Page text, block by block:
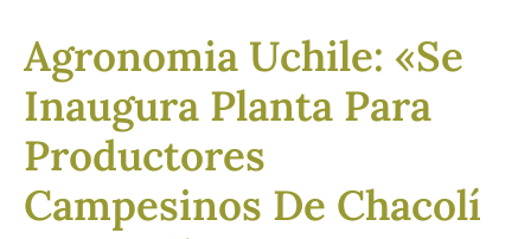
Agronomia Uchile: «Se
Inaugura Planta Para
Productores
Campesinos De Chacolí